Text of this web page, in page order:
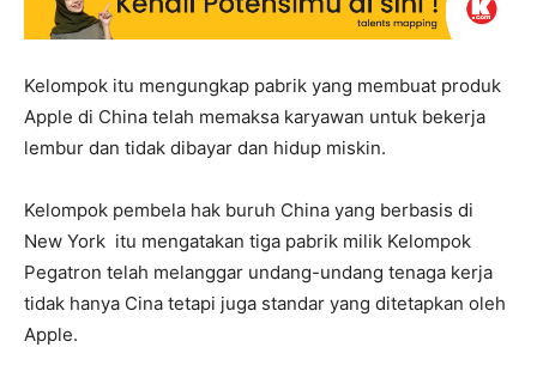
Kelompok itu mengungkap pabrik yang membuat produk
Apple di China telah memaksa karyawan untuk bekerja
lembur dan tidak dibayar dan hidup miskin.
Kelompok pembela hak buruh China yang berbasis di
New York itu mengatakan tiga pabrik milik Kelompok
Pegatron telah melanggar undang-undang tenaga kerja
tidak hanya Cina tetapi juga standar yang ditetapkan oleh
Apple.